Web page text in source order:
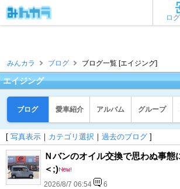
ロ
みんカラ ブログ ブログ一覧 [エイジング]
エイジング
ブログ 愛車紹介 アルバム グループ
[ 写真表示 ｜ カテゴリ選択 ｜ 過去のブログ ]
Ｎバンのオイル交換で思わぬ事
＜;)
2026/8/7 06:54 6